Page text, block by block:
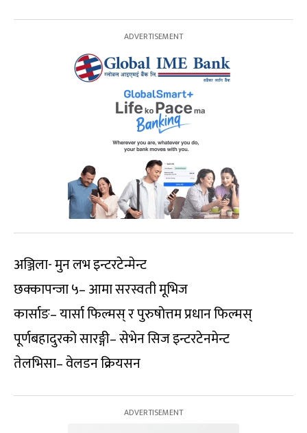
अञ्जिला- मुन लभ इन्टरटेन्मेन्ट
छक्कापन्जा ५– आमा सरस्वती मूभिज
कार्साङ– यार्सा फिल्मस् र पुरुषोत्तम प्रधान फिल्मस्
पूर्णबहादुरको सारङ्गी– सेभेन सिज इन्टरटेनमेन्ट
तेलभिसा– वेलडन क्रियसन